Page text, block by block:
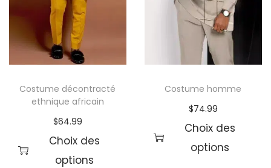
Costume décontracté
ethnique africain
$64.99
Choix des
options
Costume homme
$74.99
Choix des
options